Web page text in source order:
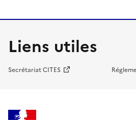
Liens utiles
Secrétariat CITES